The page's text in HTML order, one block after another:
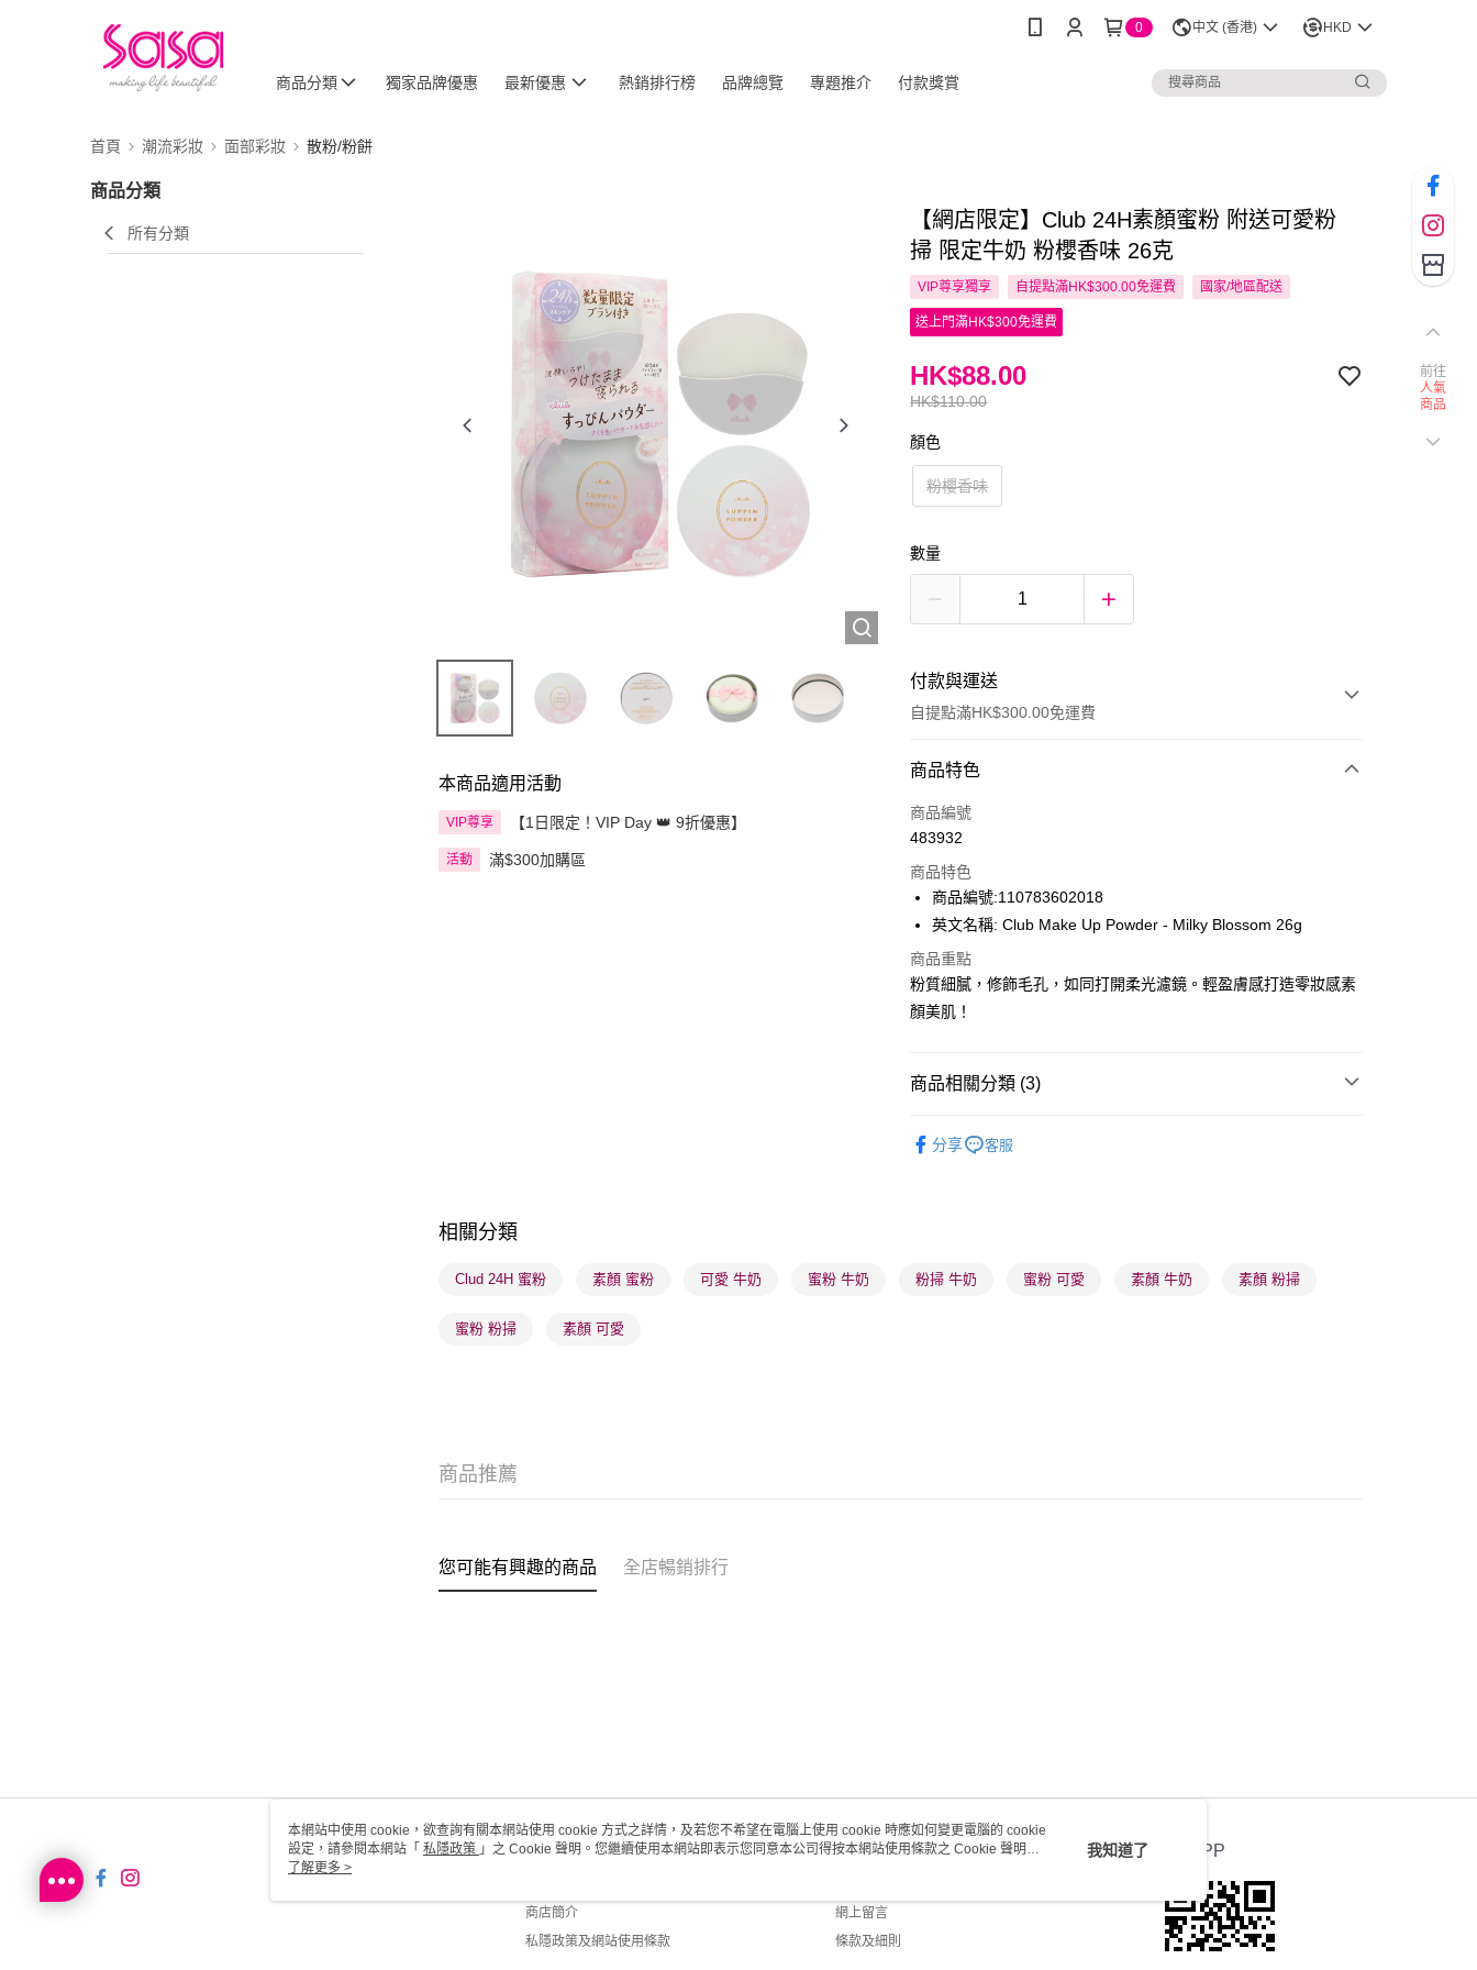
0 中文 (香港) HKD
商品分類 獨家品牌優惠 最新優惠 熱銷排行榜 品牌總覽 專題推介 付款獎賞
首頁 潮流彩妝 面部彩妝 散粉/粉餅
商品分類
所有分類
本商品適用活動
VIP尊享 【1日限定！VIP Day 👑 9折優惠】
活動 滿$300加購區
【網店限定】Club 24H素顏蜜粉 附送可愛粉
掃 限定牛奶 粉櫻香味 26克
VIP尊享獨享 自提點滿HK$300.00免運費 國家/地區配送
送上門滿HK$300免運費
HK$110.00
HK$88.00
顏色
粉櫻香味
數量
付款與運送
自提點滿HK$300.00免運費
付款方式
信用卡
AlipayHK
PayMe
WeChat Pay
BoC Pay
送貨方式
每筆HK$65.00，滿HK$300.00或以上免運費
商品特色
商品編號
483932
商品特色
商品編號:110783602018
英文名稱: Club Make Up Powder - Milky Blossom 26g
商品重點
粉質細膩，修飾毛孔，如同打開柔光濾鏡。輕盈膚感打造零妝感素
顏美肌！
商品相關分類 (3)
分享 客服
相關分類
Clud 24H 蜜粉 素顏 蜜粉 可愛 牛奶 蜜粉 牛奶 粉掃 牛奶 蜜粉 可愛 素顏 牛奶 素顏 粉掃
蜜粉 粉掃 素顏 可愛
商品推薦
您可能有興趣的商品 全店暢銷排行
關於我們
商店簡介
私隱政策及網站使用條款
客戶服務
網上留言
條款及細則
官方APP
前往
人氣
商品
本網站中使用 cookie，欲查詢有關本網站使用 cookie 方式之詳情，及若您不希望在電腦上使用 cookie 時應如何變更電腦的 cookie
設定，請參閱本網站「 私隱政策 」之 Cookie 聲明。您繼續使用本網站即表示您同意本公司得按本網站使用條款之 Cookie 聲明使
用 cookie。
了解更多 >
我知道了